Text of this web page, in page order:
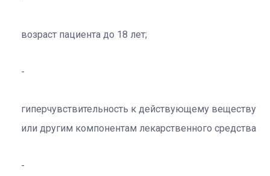
возраст пациента до 18 лет;
гиперчувствительность к действующему веществу
или другим компонентам лекарственного средства